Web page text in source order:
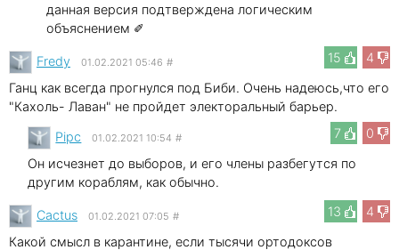
данная версия подтверждена логическим
объяснением ✐
15
4
Fredy 01.02.2021 05:46 #
Ганц как всегда прогнулся под Биби. Очень надеюсь,что его
"Кахоль- Лаван" не пройдет электоральный барьер.
7
0
Pipc 01.02.2021 10:54 #
Он исчезнет до выборов, и его члены разбегутся по
другим кораблям, как обычно.
13
4
Cactus 01.02.2021 07:05 #
Какой смысл в карантине, если тысячи ортодоксов